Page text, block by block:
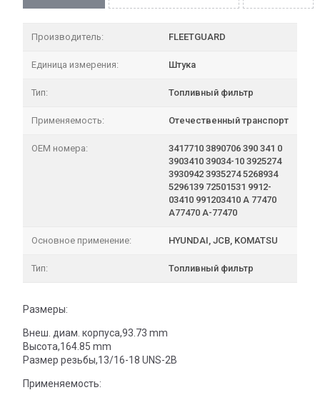
Производитель: FLEETGUARD
Единица измерения: Штука
Тип: Топливный фильтр
Применяемость: Отечественный транспорт
OEM номера:
3417710 3890706 390 341 0
3903410 39034-10 3925274
3930942 3935274 5268934
5296139 72501531 9912-
03410 991203410 A 77470
A77470 A-77470
Основное применение: HYUNDAI, JCB, KOMATSU
Тип: Топливный фильтр
Размеры:
Внеш. диам. корпуса,93.73 mm
Высота,164.85 mm
Размер резьбы,13/16-18 UNS-2B
Применяемость: